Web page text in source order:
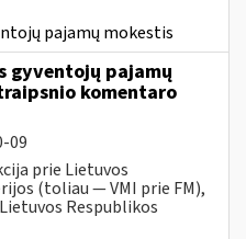
pajamų mokestis
gyventojų pajamų
komentaro
09
prie Lietuvos
(toliau — VMI prie FM),
Respublikos